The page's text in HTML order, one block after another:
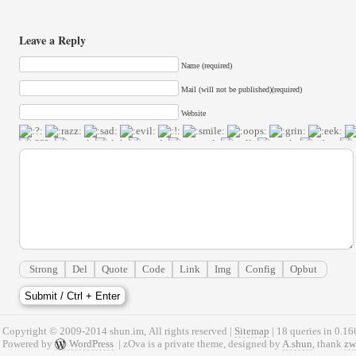
Leave a Reply
Name (required)
Mail (will not be published)(required)
Website
Strong Del Quote Code Link Img Config Opbut
Copyright © 2009-2014 shun.im, All rights reserved | Sitemap | 18 queries in
Powered by
WordPress | zOva is a private theme, designed by A.shun, thank